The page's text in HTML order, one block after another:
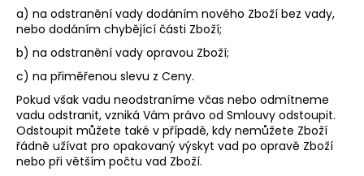
a) na odstranění vady dodáním nového Zboží bez vady,
nebo dodáním chybějící části Zboží;
b) na odstranění vady opravou Zboží;
c) na přiměřenou slevu z Ceny.
Pokud však vadu neodstraníme včas nebo odmítneme
vadu odstranit, vzniká Vám právo od Smlouvy odstoupit.
Odstoupit můžete také v případě, kdy nemůžete Zboží
řádně užívat pro opakovaný výskyt vad po opravě Zboží
nebo při větším počtu vad Zboží.